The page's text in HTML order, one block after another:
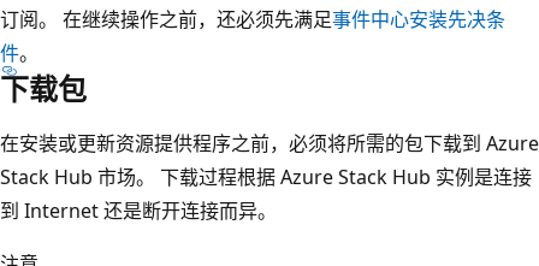
订阅。 在继续操作之前，还必须先满足事件中心安装先决条
件。
下载包
在安装或更新资源提供程序之前，必须将所需的包下载到 Azure
Stack Hub 市场。 下载过程根据 Azure Stack Hub 实例是连接
到 Internet 还是断开连接而异。